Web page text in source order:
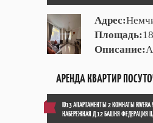
Адрес:
Площадь:
Описание:
АРЕНДА КВАРТИР
ID13 АПАРТАМЕНТЫ 2 КОМНАТЫ RIVERA
НАБЕРЕЖНАЯ Д.12 БАШНЯ ФЕДЕРАЦИЯ